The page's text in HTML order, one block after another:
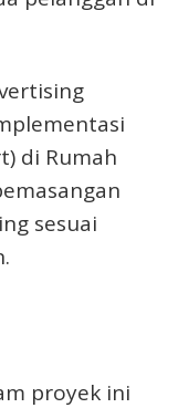
di Rumah
sesuai
proyek ini